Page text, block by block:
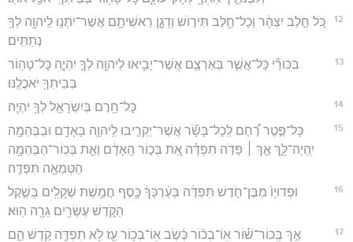
12
כֹּ֚ל חֵ֣לֶב יִצְהָ֔ר וְכָל־חֵ֖לֶב תִּיר֣וֹשׁ וְדָגָ֑ן רֵאשִׁיתָ֛ם אֲשֶׁר־יִתְּנ֥וּ לַֽיהוָ֖ה לְךָ֥
נְתַתִּֽים׃
13
בִּכּוּרֵ֞י כָּל־אֲשֶׁ֧ר בְּאַרְצָ֛ם אֲשֶׁר־יָבִ֥יאוּ לַיהוָ֖ה לְךָ֣ יִהְיֶ֑ה כָּל־טָה֥וֹר
בְּבֵיתְךָ֖ יֹאכֲלֶֽנּוּ׃
14 כָּל־חֵ֥רֶם בְּיִשְׂרָאֵ֖ל לְךָ֥ יִהְיֶֽה׃
15
כָּל־פֶּ֣טֶר רֶ֠חֶם לְֽכָל־בָּשָׂ֞ר אֲשֶׁר־יַקְרִ֧יבוּ לַֽיהוָ֛ה בָּאָדָ֥ם וּבַבְּהֵמָ֖ה
יִֽהְיֶה־לָּ֑ךְ אַ֣ךְ ׀ פָּדֹ֣ה תִפְדֶּ֗ה אֵ֚ת בְּכ֣וֹר הָֽאָדָ֔ם וְאֵ֛ת בְּכֽוֹר־הַבְּהֵמָ֥ה
הַטְּמֵאָ֖ה תִּפְדֶּֽה׃
16
וּפְדוּיָו֙ מִבֶּן־חֹ֣דֶשׁ תִּפְדֶּ֔ה בְּעֶ֨רְכְּךָ֔ כֶּ֛סֶף חֲמֵ֥שֶׁת שְׁקָלִ֖ים בְּשֶׁ֣קֶל
הַקֹּ֑דֶשׁ עֶשְׂרִ֥ים גֵּרָ֖ה הֽוּא׃
17
אַ֣ךְ בְּֽכוֹר־שׁ֡וֹר אֽוֹ־בְכ֨וֹר כֶּ֜שֶׂב אֽוֹ־בְכ֥וֹר עֵ֛ז לֹ֥א תִפְדֶּ֖ה קֹ֣דֶשׁ הֵ֑ם